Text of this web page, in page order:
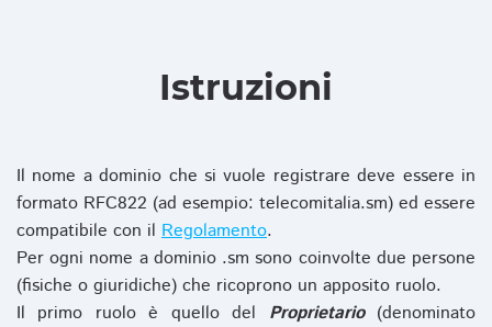
Istruzioni
Il nome a dominio che si vuole registrare deve essere in
formato RFC822 (ad esempio: telecomitalia.sm) ed essere
compatibile con il Regolamento.
Per ogni nome a dominio .sm sono coinvolte due persone
(fisiche o giuridiche) che ricoprono un apposito ruolo.
Il primo ruolo è quello del Proprietario(denominato